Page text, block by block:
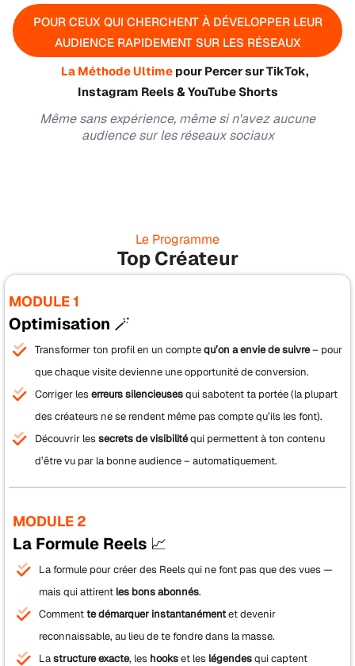
POUR CEUX QUI CHERCHENT À DÉVELOPPER LEUR
AUDIENCE RAPIDEMENT SUR LES RÉSEAUX
La Méthode Ultime pour Percer sur TikTok,
Instagram Reels & YouTube Shorts
Même sans expérience, même si n'avez aucune
audience sur les réseaux sociaux
Le Programme
Top Créateur
MODULE 1
Optimisation 🪄
Transformer ton profil en un comptequ’on a envie de suivre– pour
que chaque visite devienne une opportunité de conversion.
Corriger leserreurs silencieusesqui sabotent ta portée (la plupart
des créateurs ne se rendent même pas compte qu’ils les font).
Découvrir lessecrets de visibilitéqui permettent à ton contenu
d’être vu par la bonne audience – automatiquement.
MODULE 2
La Formule Reels 📈
La formule pour créer des Reels qui ne font pas que des vues —
mais qui attirent les bons abonnés.
Commentte démarquer instantanémentet devenir
reconnaissable, au lieu de te fondre dans la masse.
Lastructure exacte, les hookset les légendesqui captent